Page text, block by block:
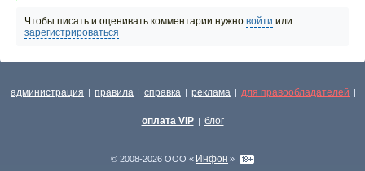
Чтобы писать и оценивать комментарии нужно войти или
зарегистрироваться
администрация | правила | справка | реклама | для правообладателей |
оплата VIP | блог
© 2008-2026 ООО « Инфон »